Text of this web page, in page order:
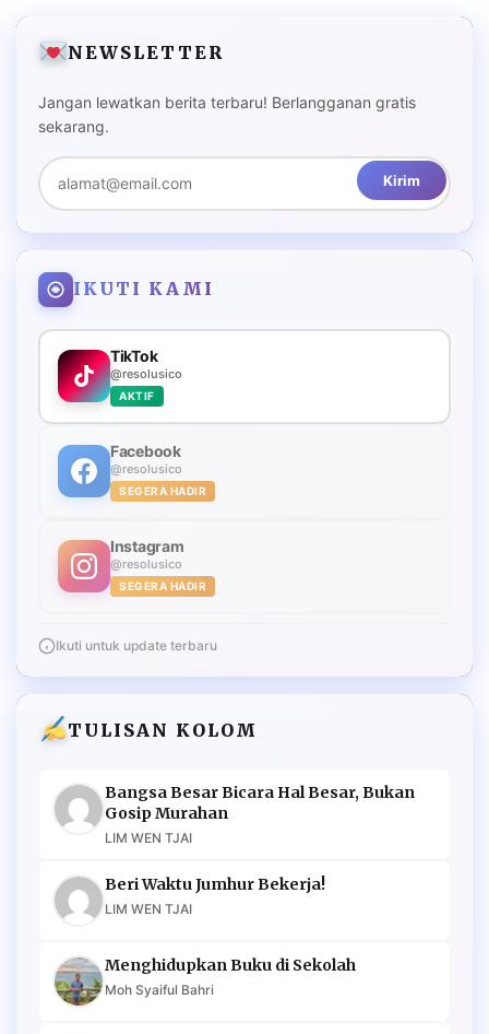
NEWSLETTER
Jangan lewatkan berita terbaru! Berlangganan gratis
sekarang.
Kirim
IKUTI KAMI
TikTok
@resolusico
AKTIF
Facebook
@resolusico
SEGERA HADIR
Instagram
@resolusico
SEGERA HADIR
Ikuti untuk update terbaru
TULISAN KOLOM
Bangsa Besar Bicara Hal Besar, Bukan
Gosip Murahan
LIM WEN TJAI
Beri Waktu Jumhur Bekerja!
LIM WEN TJAI
Menghidupkan Buku di Sekolah
Moh Syaiful Bahri